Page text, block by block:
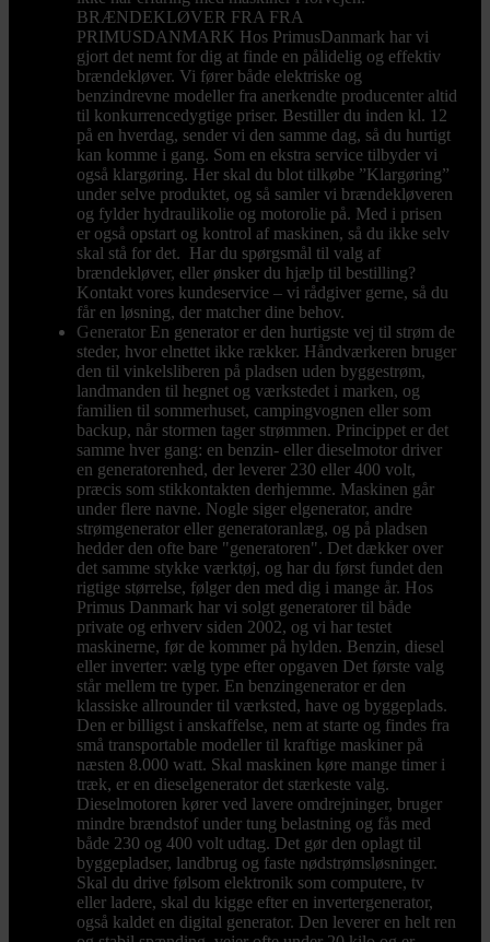
BRÆNDEKLØVER FRA FRA
PRIMUSDANMARK Hos PrimusDanmark har vi
gjort det nemt for dig at finde en pålidelig og effektiv
brændekløver. Vi fører både elektriske og
benzindrevne modeller fra anerkendte producenter altid
til konkurrencedygtige priser. Bestiller du inden kl. 12
på en hverdag, sender vi den samme dag, så du hurtigt
kan komme i gang. Som en ekstra service tilbyder vi
også klargøring. Her skal du blot tilkøbe ”Klargøring”
under selve produktet, og så samler vi brændekløveren
og fylder hydraulikolie og motorolie på. Med i prisen
er også opstart og kontrol af maskinen, så du ikke selv
skal stå for det. Har du spørgsmål til valg af
brændekløver, eller ønsker du hjælp til bestilling?
Kontakt vores kundeservice – vi rådgiver gerne, så du
får en løsning, der matcher dine behov.
Generator En generator er den hurtigste vej til strøm de
steder, hvor elnettet ikke rækker. Håndværkeren bruger
den til vinkelsliberen på pladsen uden byggestrøm,
landmanden til hegnet og værkstedet i marken, og
familien til sommerhuset, campingvognen eller som
backup, når stormen tager strømmen. Princippet er det
samme hver gang: en benzin- eller dieselmotor driver
en generatorenhed, der leverer 230 eller 400 volt,
præcis som stikkontakten derhjemme. Maskinen går
under flere navne. Nogle siger elgenerator, andre
strømgenerator eller generatoranlæg, og på pladsen
hedder den ofte bare "generatoren". Det dækker over
det samme stykke værktøj, og har du først fundet den
rigtige størrelse, følger den med dig i mange år. Hos
Primus Danmark har vi solgt generatorer til både
private og erhverv siden 2002, og vi har testet
maskinerne, før de kommer på hylden. Benzin, diesel
eller inverter: vælg type efter opgaven Det første valg
står mellem tre typer. En benzingenerator er den
klassiske allrounder til værksted, have og byggeplads.
Den er billigst i anskaffelse, nem at starte og findes fra
små transportable modeller til kraftige maskiner på
næsten 8.000 watt. Skal maskinen køre mange timer i
træk, er en dieselgenerator det stærkeste valg.
Dieselmotoren kører ved lavere omdrejninger, bruger
mindre brændstof under tung belastning og fås med
både 230 og 400 volt udtag. Det gør den oplagt til
byggepladser, landbrug og faste nødstrømsløsninger.
Skal du drive følsom elektronik som computere, tv
eller ladere, skal du kigge efter en invertergenerator,
også kaldet en digital generator. Den leverer en helt ren